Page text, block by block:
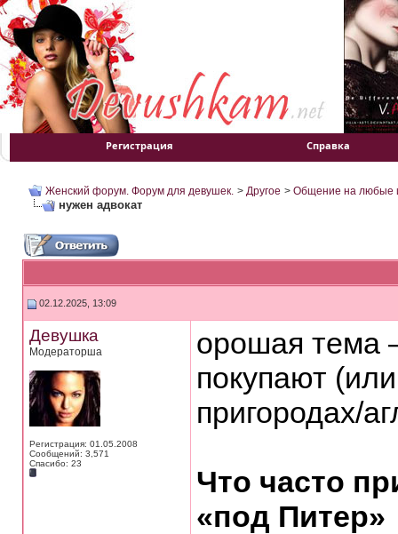
Регистрация Справка
Женский форум. Форум для девушек. > Другое > Общение на любые
нужен адвокат
02.12.2025, 13:09
Девушка
Модераторша
Регистрация: 01.05.2008
Сообщений: 3,571
Спасибо: 23
орошая тема
покупают
пригородах/
Что часто
«под Питер»